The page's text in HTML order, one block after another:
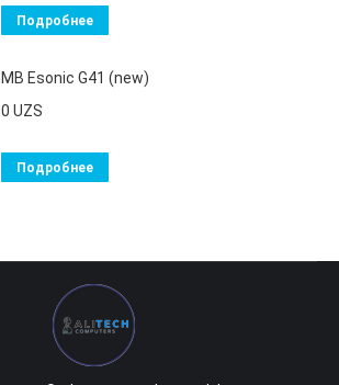
Подробнее
MB Esonic G41 (new)
0 UZS
Подробнее